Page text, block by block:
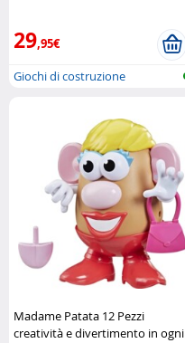
29,95€
Giochi di costruzione
Madame Patata 12 Pezzi
creatività e divertimento in ogni